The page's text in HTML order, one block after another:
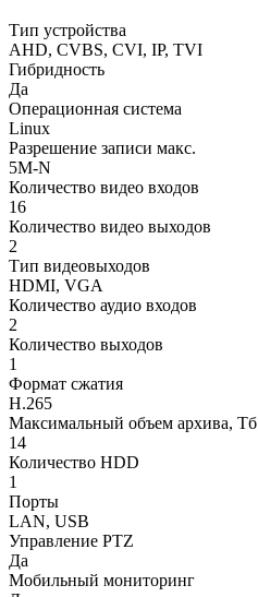
Тип устройства
AHD, CVBS, CVI, IP, TVI
Гибридность
Да
Операционная система
Linux
Разрешение записи макс.
5M-N
Количество видео входов
16
Количество видео выходов
2
Тип видеовыходов
HDMI, VGA
Количество аудио входов
2
Количество выходов
1
Формат сжатия
H.265
Максимальный объем архива, Тб
14
Количество HDD
1
Порты
LAN, USB
Управление PTZ
Да
Мобильный мониторинг